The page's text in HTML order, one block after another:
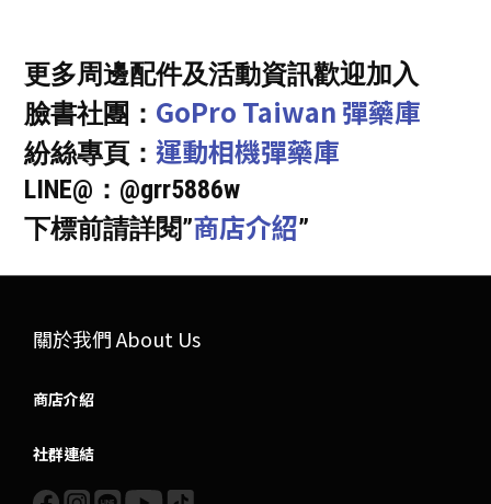
更多周邊配件及活動資訊歡迎加入
臉書社團： GoPro Taiwan 彈藥庫
紛絲專頁： 運動相機彈藥庫
LINE@：@grr5886w
下標前請詳閱”商店介紹”
關於我們 About Us
商店介紹
社群連結